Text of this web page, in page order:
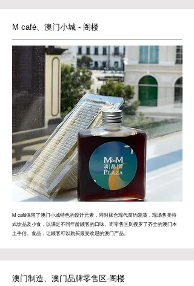
M café、 澳门小城 - 阁楼
M café保留了澳门小城特色的设计元素，同时揉合现代简约装潢，现场售卖特
式饮品及小食，以满足不同年龄顾客的口味。而零售区则搜罗了齐全的澳门本
土手信、食品，让顾客可以购买最受欢迎的澳门产品。
澳门制造、澳门品牌零售区-阁楼